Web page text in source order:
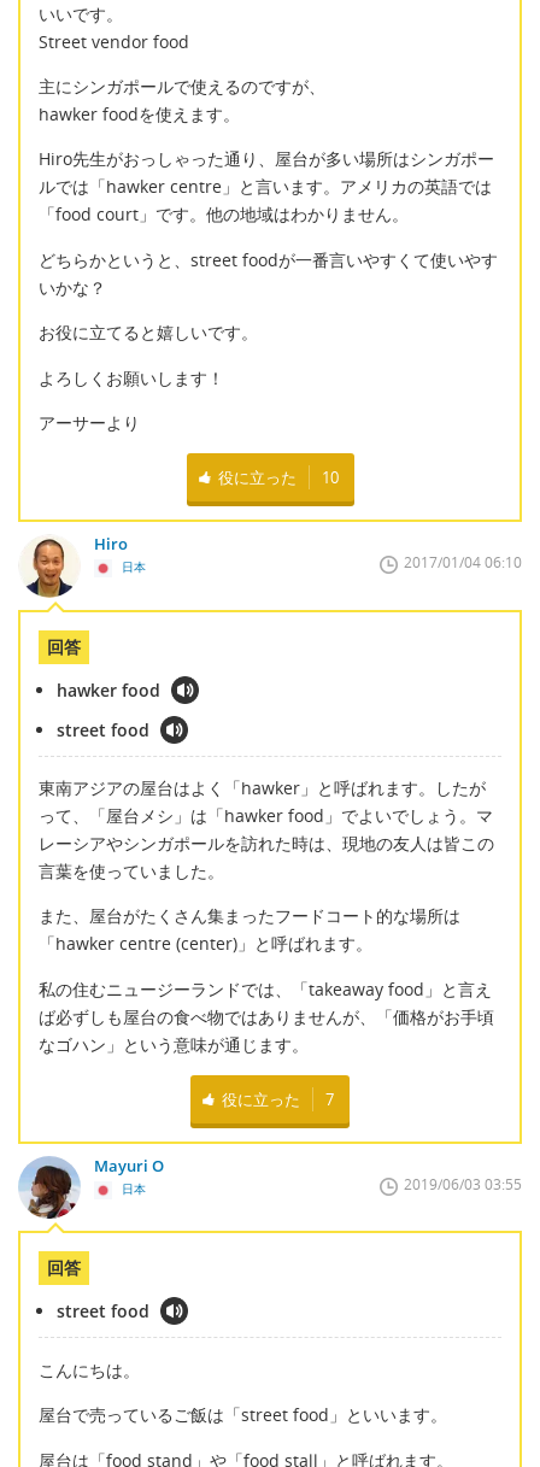
いいです。
Street vendor food
主にシンガポールで使えるのですが、
hawker foodを使えます。
Hiro先生がおっしゃった通り、屋台が多い場所はシンガポー
ルでは「hawker centre」と言います。アメリカの英語では
「food court」です。他の地域はわかりません。
どちらかというと、street foodが一番言いやすくて使いやす
いかな？
お役に立てると嬉しいです。
よろしくお願いします！
アーサーより
役に立った 10
Hiro
日本 2017/01/04 06:10
回答
hawker food
street food
東南アジアの屋台はよく「hawker」と呼ばれます。したが
って、「屋台メシ」は「hawker food」でよいでしょう。マ
レーシアやシンガポールを訪れた時は、現地の友人は皆この
言葉を使っていました。
また、屋台がたくさん集まったフードコート的な場所は
「hawker centre (center)」と呼ばれます。
私の住むニュージーランドでは、「takeaway food」と言え
ば必ずしも屋台の食べ物ではありませんが、「価格がお手頃
なゴハン」という意味が通じます。
役に立った 7
Mayuri O
日本 2019/06/03 03:55
回答
street food
こんにちは。
屋台で売っているご飯は「street food」といいます。
屋台は「food stand」や「food stall」と呼ばれます。